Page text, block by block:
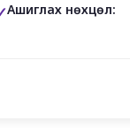
Ашиглах нөхцөл: